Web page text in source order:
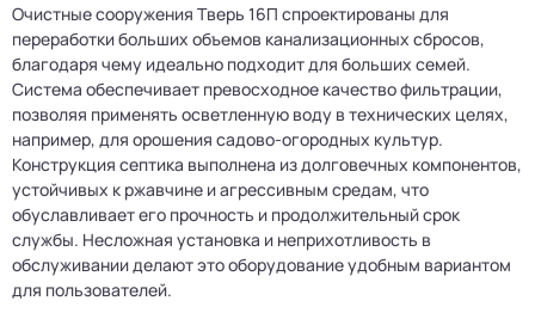
Очистные сооружения Тверь 16П спроектированы для
переработки больших объемов канализационных сбросов,
благодаря чему идеально подходит для больших семей.
Система обеспечивает превосходное качество фильтрации,
позволяя применять осветленную воду в технических целях,
например, для орошения садово-огородных культур.
Конструкция септика выполнена из долговечных компонентов,
устойчивых к ржавчине и агрессивным средам, что
обуславливает его прочность и продолжительный срок
службы. Несложная установка и неприхотливость в
обслуживании делают это оборудование удобным вариантом
для пользователей.